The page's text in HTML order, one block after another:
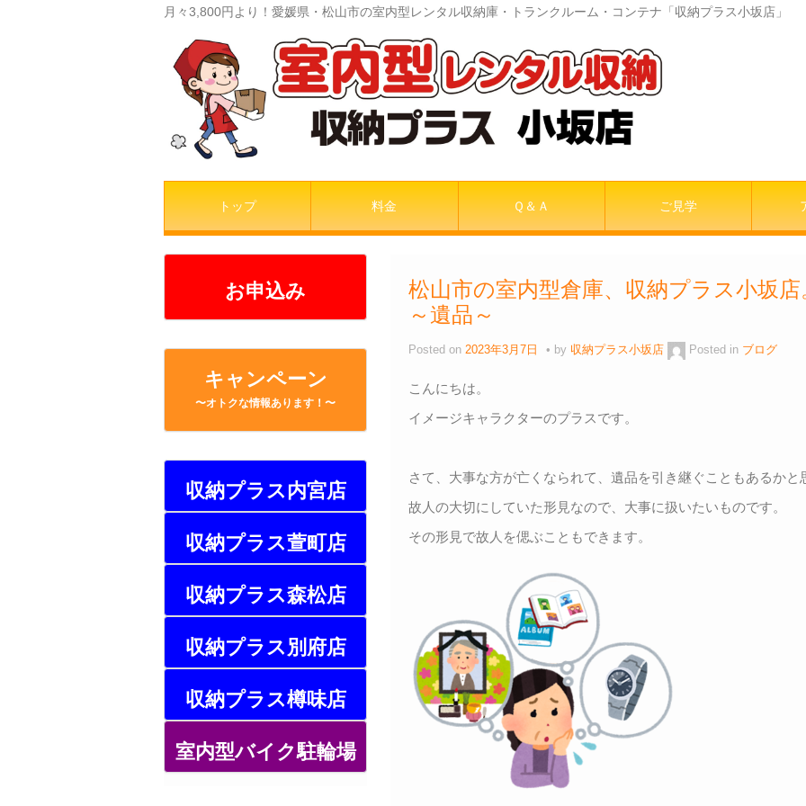
月々3,800円より！愛媛県・松山市の室内型レンタル収納庫・トランクルーム・コンテナ「収納プラス小坂店」
トップ 料金 Ｑ＆Ａ ご見学
お申込み
キャンペーン
〜オトクな情報あります！〜
収納プラス内宮店
収納プラス萱町店
収納プラス森松店
収納プラス別府店
収納プラス樽味店
室内型バイク駐輪場
松山市の室内型倉庫、収納プラス小
～遺品～
Posted on2023年3月7日 by 収納プラス小坂店 Posted in ブログ
こんにちは。
イメージキャラクターのプラスです。
さて、大事な方が亡くなられて、遺品を引き継ぐこともあるかと
故人の大切にしていた形見なので、大事に扱いたいものです。
その形見で故人を偲ぶこともできます。